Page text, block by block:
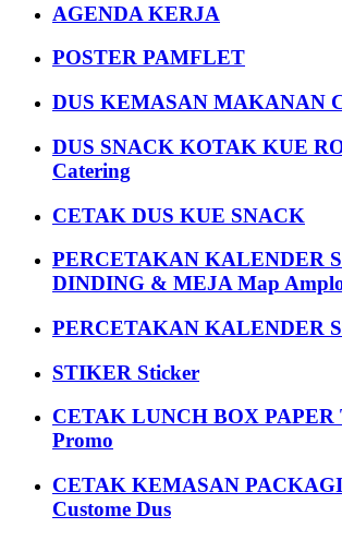
AGENDA KERJA
POSTER PAMFLET
DUS KEMASAN MAKANAN
DUS SNACK KOTAK KUE
Catering
CETAK DUS KUE SNACK
PERCETAKAN KALENDER
DINDING & MEJA Map
PERCETAKAN KALENDER
STIKER Sticker
CETAK LUNCH BOX PAPER
Promo
CETAK KEMASAN
Custome Dus